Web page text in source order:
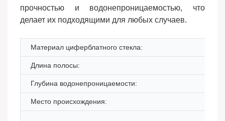
прочностью и водонепроницаемостью, что
делает их подходящими для любых случаев.
Материал циферблатного стекла:
Длина полосы:
Глубина водонепроницаемости:
Место происхождения: